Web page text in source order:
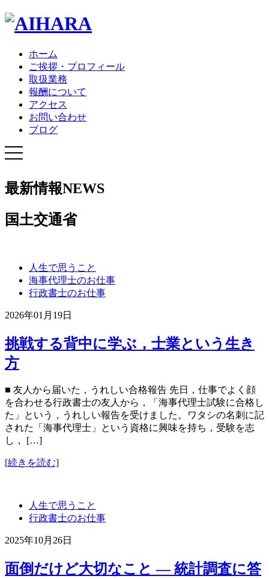
ホーム
ご挨拶・プロフィール
取扱業務
報酬について
アクセス
お問い合わせ
ブログ
最新情報NEWS
国土交通省
人生で思うこと
海事代理士のお仕事
行政書士のお仕事
2026年01月19日
挑戦する背中に学ぶ，士業という生き
方
■ 友人から届いた，うれしい合格報告 先日，仕事でよく顔
を合わせる行政書士の友人から，「海事代理士試験に合格し
た」という，うれしい報告を受けました。ワタシの名刺に記
された「海事代理士」という資格に興味を持ち，受験を志
し， […]
[続きを読む]
人生で思うこと
行政書士のお仕事
2025年10月26日
面倒だけど大切なこと ― 統計調査に答